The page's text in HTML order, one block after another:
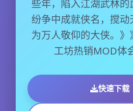
些年，陷入江湖武林
纷争中成就侠名，搅
为万人敬仰的大侠。
工坊热销MOD体
快速下载